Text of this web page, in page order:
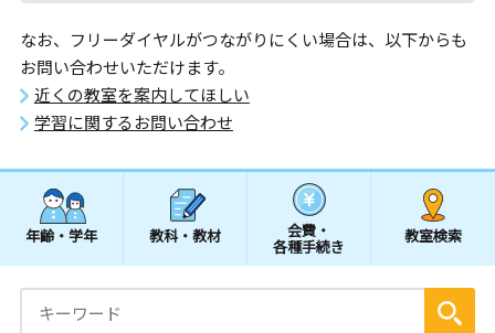
なお、フリーダイヤルがつながりにくい場合は、以下からも
お問い合わせいただけます。
近くの教室を案内してほしい
学習に関するお問い合わせ
年齢・学年 教科・教材 会費・
各種手続き
教室検索